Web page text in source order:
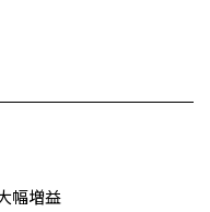
幅増益